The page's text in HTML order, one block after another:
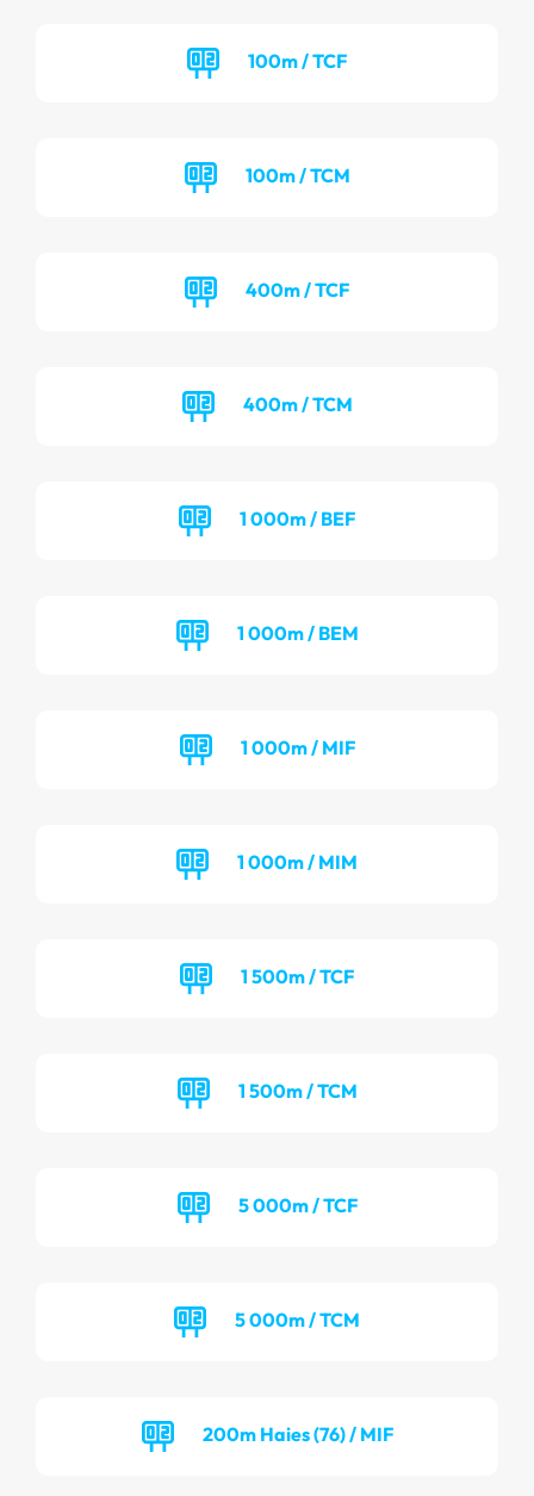
100m / TCF
100m / TCM
400m / TCF
400m / TCM
1 000m / BEF
1 000m / BEM
1 000m / MIF
1 000m / MIM
1 500m / TCF
1 500m / TCM
5 000m / TCF
5 000m / TCM
200m Haies (76) / MIF